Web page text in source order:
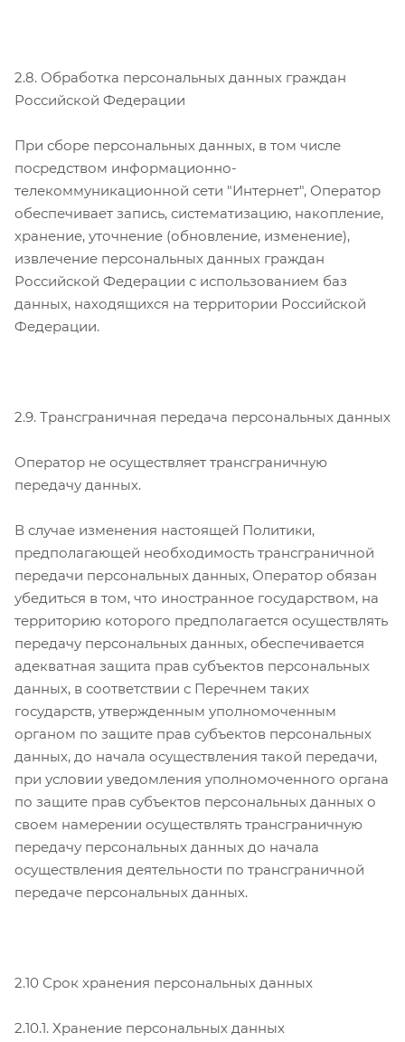
2.8. Обработка персональных данных граждан
Российской Федерации
При сборе персональных данных, в том числе
посредством информационно-
телекоммуникационной сети "Интернет", Оператор
обеспечивает запись, систематизацию, накопление,
хранение, уточнение (обновление, изменение),
извлечение персональных данных граждан
Российской Федерации с использованием баз
данных, находящихся на территории Российской
Федерации.
2.9. Трансграничная передача персональных данных
Оператор не осуществляет трансграничную
передачу данных.
В случае изменения настоящей Политики,
предполагающей необходимость трансграничной
передачи персональных данных, Оператор обязан
убедиться в том, что иностранное государством, на
территорию которого предполагается осуществлять
передачу персональных данных, обеспечивается
адекватная защита прав субъектов персональных
данных, в соответствии с Перечнем таких
государств, утвержденным уполномоченным
органом по защите прав субъектов персональных
данных, до начала осуществления такой передачи,
при условии уведомления уполномоченного органа
по защите прав субъектов персональных данных о
своем намерении осуществлять трансграничную
передачу персональных данных до начала
осуществления деятельности по трансграничной
передаче персональных данных.
2.10 Срок хранения персональных данных
2.10.1. Хранение персональных данных